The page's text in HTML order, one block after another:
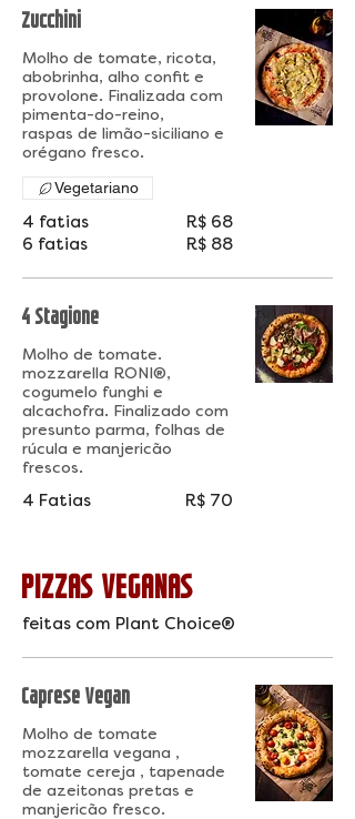
Zucchini
Molho de tomate, ricota,
abobrinha, alho confit e
provolone. Finalizada com
pimenta-do-reino,
raspas de limão-siciliano e
orégano fresco.
4 fatias
R$ 68
6 fatias
R$ 88
Vegetariano
4 Stagione
Molho de tomate.
mozzarella RONI®,
cogumelo funghi e
alcachofra. Finalizado com
presunto parma, folhas de
rúcula e manjericão
frescos.
4 Fatias R$ 70
PIZZAS VEGANAS
feitas com Plant Choice®
Caprese Vegan
Molho de tomate
mozzarella vegana ,
tomate cereja , tapenade
de azeitonas pretas e
manjericão fresco.